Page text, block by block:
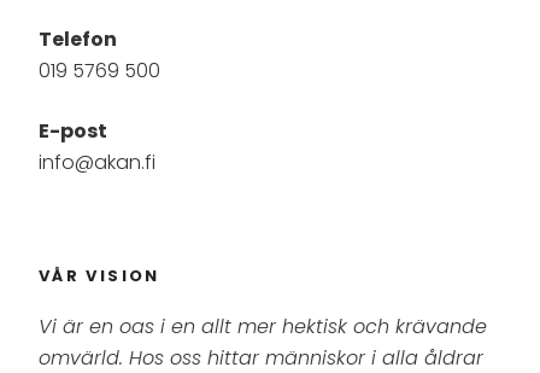
Telefon
019 5769 500
E-post
info@akan.fi
VÅR VISION
Vi är en oas i en allt mer hektisk och krävande
omvärld. Hos oss hittar människor i alla åldrar